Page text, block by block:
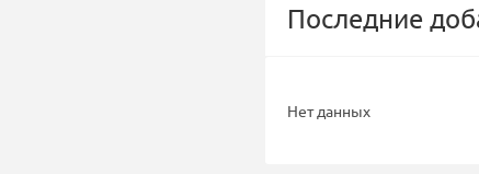
Последние
Нет данных